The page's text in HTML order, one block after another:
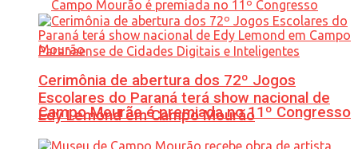
Campo Mourão é premiada no 11º Congresso
Cerimônia de abertura dos 72º Jogos
Escolares do Paraná terá show nacional de
Edy Lemond em Campo Mourão